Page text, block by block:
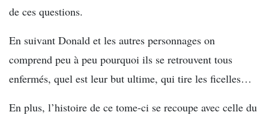
de ces questions.
En suivant Donald et les autres personnages on
comprend peu à peu pourquoi ils se retrouvent tous
enfermés, quel est leur but ultime, qui tire les ficelles…
En plus, l’histoire de ce tome-ci se recoupe avec celle du